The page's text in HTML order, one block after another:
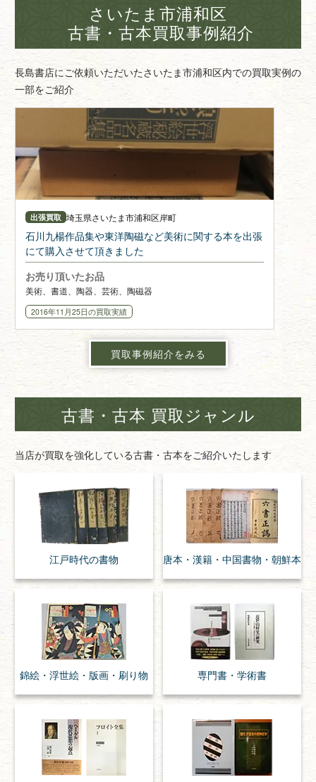
さいたま市浦和区
古書・古本買取事例紹介
長島書店にご依頼いただいたさいたま市浦和区内での買取実例の
一部をご紹介
出張買取 埼玉県さいたま市浦和区岸町
石川九楊作品集や東洋陶磁など美術に関する本を出張
にて購入させて頂きました
お売り頂いたお品
美術、書道、陶器、芸術、陶磁器
2016年11月25日の買取実績
買取事例紹介をみる
古書・古本 買取ジャンル
当店が買取を強化している古書・古本をご紹介いたします
江戸時代の書物 唐本・漢籍・ 中国書物・朝鮮本
錦絵・浮世絵・ 版画・刷り物 専門書・ 学術書